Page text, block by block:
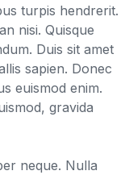
turpis hendrerit.
nisi. Quisque
Duis sit amet
sapien. Donec
euismod enim.
gravida
neque. Nulla